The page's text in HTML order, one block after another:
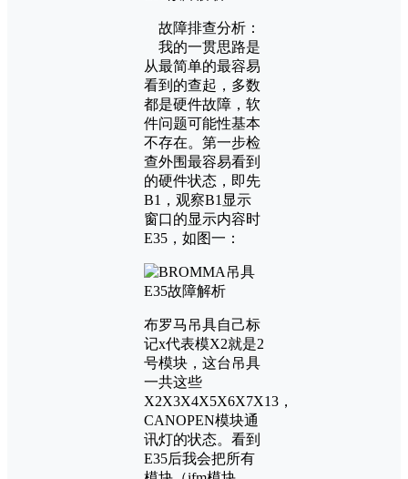
故障排查分析：
我的一贯思路是
从最简单的最容易
看到的查起，多数
都是硬件故障，软
件问题可能性基本
不存在。第一步检
查外围最容易看到
的硬件状态，即先
B1，观察B1显示
窗口的显示内容时
E35，如图一：
布罗马吊具自己标
记x代表模X2就是2
号模块，这台吊具
一共这些
X2X3X4X5X6X7X13，
CANOPEN模块通
讯灯的状态。看到
E35后我会把所有